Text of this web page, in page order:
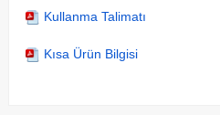
Kullanma Talimatı
Kısa Ürün Bilgisi